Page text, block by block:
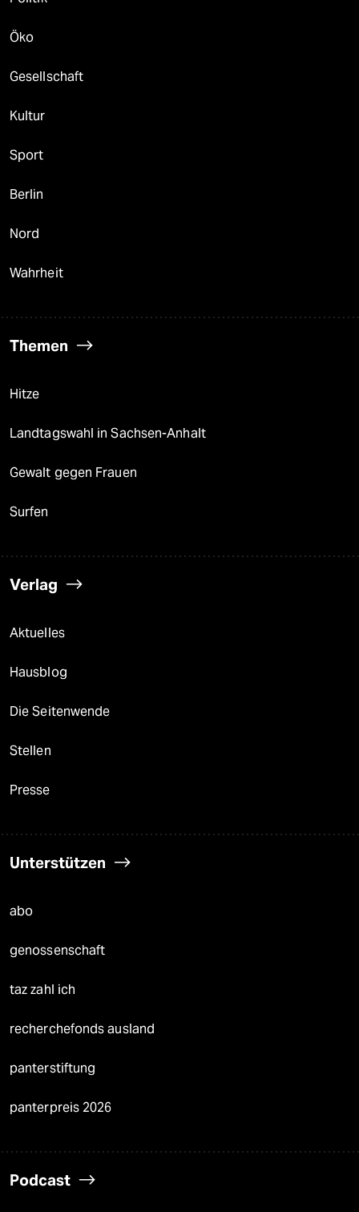
Öko
Gesellschaft
Kultur
Sport
Berlin
Nord
Wahrheit
Themen
Hitze
Landtagswahl in Sachsen-Anhalt
Gewalt gegen Frauen
Surfen
Verlag
Aktuelles
Hausblog
Die Seitenwende
Stellen
Presse
Unterstützen
abo
genossenschaft
taz zahl ich
recherchefonds ausland
panterstiftung
panterpreis 2026
Podcast